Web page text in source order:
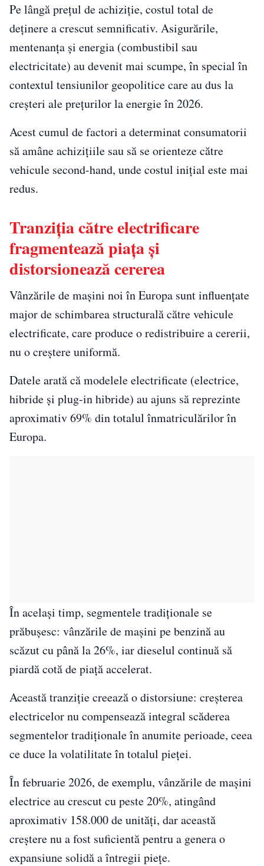
Pe lângă prețul de achiziție, costul total de
deținere a crescut semnificativ. Asigurările,
mentenanța și energia (combustibil sau
electricitate) au devenit mai scumpe, în special în
contextul tensiunilor geopolitice care au dus la
creșteri ale prețurilor la energie în 2026.
Acest cumul de factori a determinat consumatorii
să amâne achizițiile sau să se orienteze către
vehicule second-hand, unde costul inițial este mai
redus.
Tranziția către electrificare
fragmentează piața și
distorsionează cererea
Vânzările de mașini noi în Europa sunt influențate
major de schimbarea structurală către vehicule
electrificate, care produce o redistribuire a cererii,
nu o creștere uniformă.
Datele arată că modelele electrificate (electrice,
hibride și plug-in hibride) au ajuns să reprezinte
aproximativ 69% din totalul înmatriculărilor în
Europa.
În același timp, segmentele tradiționale se
prăbușesc: vânzările de mașini pe benzină au
scăzut cu până la 26%, iar dieselul continuă să
piardă cotă de piață accelerat.
Această tranziție creează o distorsiune: creșterea
electricelor nu compensează integral scăderea
segmentelor tradiționale în anumite perioade, ceea
ce duce la volatilitate în totalul pieței.
În februarie 2026, de exemplu, vânzările de mașini
electrice au crescut cu peste 20%, atingând
aproximativ 158.000 de unități, dar această
creștere nu a fost suficientă pentru a genera o
expansiune solidă a întregii piețe.